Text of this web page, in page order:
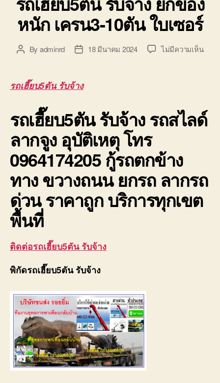
หนัก เครน3-10ตัน ใบเซอร์
PostBy adminrd
Post18 มีนาคม 2024 ไม่มีความเห็นบน
หนัก
เคร
รถเฮี๊ยบ5ตัน รับจ้าง
รถเฮี๊ยบ5ตัน รับจ้างรถสไลด์
ลากจูง อุบัติเหตุ โทร
0964174205 กู้รถตกข้าง
ทาง ขวางถนน ยกรถ ลากรถ
ด่วน ราคาถูก บริการทุกเขต
พื้นที่
ติดต่อรถเฮี๊ยบ5ตัน รับจ้าง
พิกัดรถเฮี๊ยบ5ตัน รับจ้าง